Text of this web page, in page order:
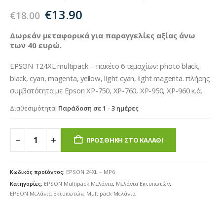
€18.00 Original
was:
€18.00.
€13.90
τιμή
€13.90.
Δωρεάν μεταφορικά για παραγγελίες αξίας άνω
των 40 ευρώ.
EPSON T24XL multipack – πακέτο 6 τεμαχίων: photo black,
black, cyan, magenta, yellow, light cyan, light magenta. πλήρης
συμβατότητα με Epson XP-750, XP-760, XP-950, XP-960 κ.ά.
Διαθεσιμότητα: Παράδοση σε 1 - 3 ημέρες
ΠΡΟΣΘΉΚΗ ΣΤΟ ΚΑΛΆΘΙ
Κωδικός προϊόντος: EPSON 24XL – MP6
Κατηγορίες: EPSON Multipack Μελάνια, Μελάνια Εκτυπωτών,
EPSON Μελάνια Εκτυπωτών, Multipack Μελάνια